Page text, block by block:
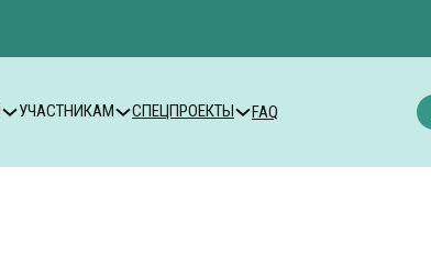
УЧАСТНИКАМ СПЕЦПРОЕКТЫ FAQ